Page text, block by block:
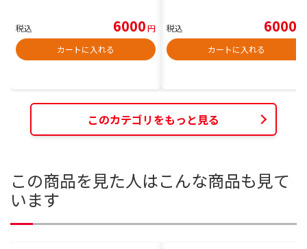
税込 6000円
カートに入れる
税込 6000
カートに入れる
このカテゴリをもっと見る
この商品を見た人はこんな商品も見て
います